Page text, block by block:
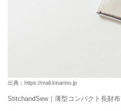
出典： https://mall.kinarino.jp
StitchandSew｜薄型コンパクト長財布